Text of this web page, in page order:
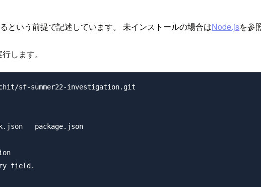
という前提で記述しています。 未インストールの場合はNode.jsを参
します。
sf-summer22-investigation.git
package.json
field.